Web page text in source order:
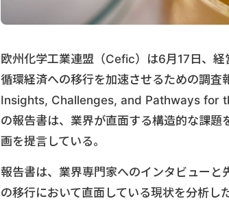
欧州化学工業連盟（Cefic）は6月17日、
循環経済への移行を加速させるための調
Insights, Challenges, and Pathways for
の報告書は、業界が直面する構造的な課
画を提言している。
報告書は、業界専門家へのインタビュー
の移行において直面している現状を分析し